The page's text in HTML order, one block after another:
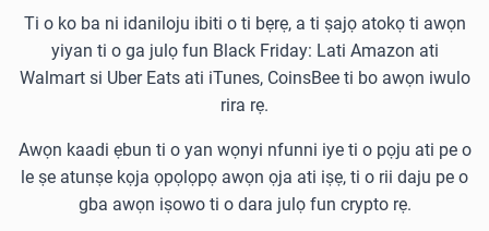
Ti o ko ba ni idaniloju ibiti o ti bẹrẹ, a ti ṣajọ atokọ ti awọn
yiyan ti o ga julọ fun Black Friday: Lati Amazon ati
Walmart si Uber Eats ati iTunes, CoinsBee ti bo awọn iwulo
rira rẹ.
Awọn kaadi ẹbun ti o yan wọnyi nfunni iye ti o pọju ati pe o
le ṣe atunṣe kọja ọpọlọpọ awọn ọja ati iṣẹ, ti o rii daju pe o
gba awọn iṣowo ti o dara julọ fun crypto rẹ.